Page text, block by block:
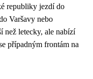
republiky jezdí do
Varšavy nebo
než letecky, ale nabízí
případným frontám na